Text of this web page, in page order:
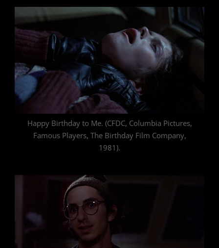
Happy Birthday to Me. (CFDC, Columbia Pictures,
Famous Players, The Birthday Film Company,
1981).